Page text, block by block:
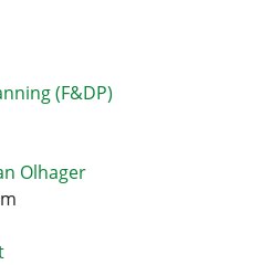
(F&DP)
Olhager